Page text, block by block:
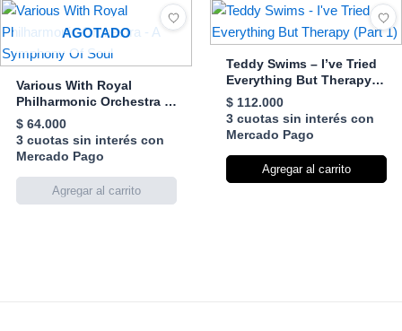
AGOTADO
Various With Royal
Philharmonic Orchestra –
A Symphony Of Soul
$64.000
3 cuotas sin interés con
Mercado Pago
Teddy Swims – I’ve Tried
Everything But Therapy
(Part 1)
$112.000
3 cuotas sin interés con
Mercado Pago
Agregar al carrito